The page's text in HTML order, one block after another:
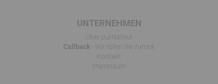
UNTERNEHMEN
Über purNatour
Callback - Wir rufen Sie zurück
Kontakt
Impressum